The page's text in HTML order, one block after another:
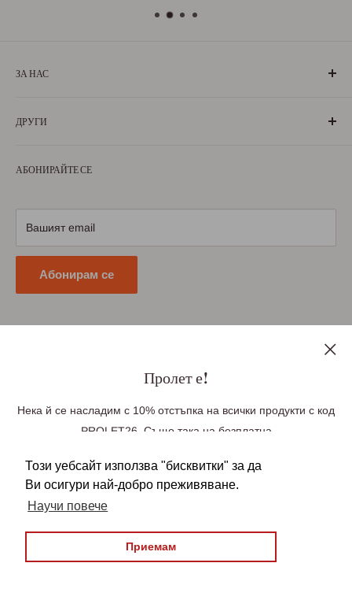
Този уебсайт използва "бисквитки" за да
Ви осигури най-добро преживяване.
Научи повече
Приемам
Пролет е!
Нека й се насладим с 10% отстъпка на всички продукти с код
PROLET26. Също така на безплатна
над £100, Германия при поръчка над £85(99
Euro), Европа при поръчка над £140 (163 Euro).
Безплатната доставка се прилага
автоматично във вашата количка. Над
22,950 българи зад граница вече ни се
ЗА НАС
са живели извън границите на България. Екипът ни се
милеещи за нея.
ДРУГИ
Условия за ползване
АБОНИРАЙТЕ СЕ
Вашият email
Абонирам се